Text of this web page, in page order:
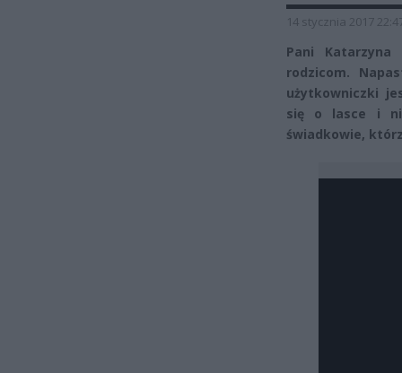
14 stycznia 2017
Pani Katarzyna
rodzicom.
użytkowniczki
się o lasce i
świadkowie,